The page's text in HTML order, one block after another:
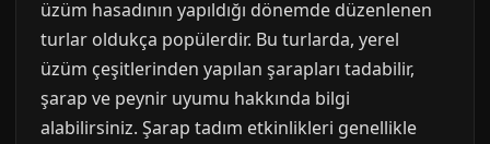
üzüm hasadının yapıldığı dönemde düzenlenen
turlar oldukça popülerdir. Bu turlarda, yerel
üzüm çeşitlerinden yapılan şarapları tadabilir,
şarap ve peynir uyumu hakkında bilgi
alabilirsiniz. Şarap tadım etkinlikleri genellikle